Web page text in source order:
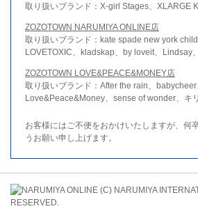
取り扱いブランド：X-girl Stages、XLARGE
ZOZOTOWN NARUMIYA ONLINE店
取り扱いブランド：kate spade new york
LOVETOXIC、kladskap、by loveit、Lindsay
ZOZOTOWN LOVE&PEACE&MONEY店
取り扱いブランド：After the rain、babycheer
Love&Peace&Money、sense of wonder、キ
お客様にはご不便をおかけいたしますが、何
うお願い申し上げます。